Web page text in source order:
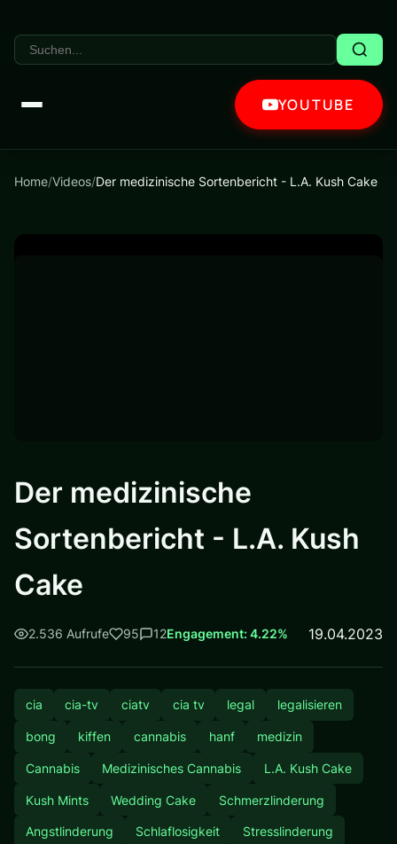
YOUTUBE
Home/Videos/Der medizinische Sortenbericht - L.A. Kush Cake
Der medizinische
Sortenbericht - L.A. Kush
Cake
2.536 Aufrufe 95 12Engagement: 4.22% 19.04.2023
cia cia-tv ciatv cia tv legal legalisieren
bong kiffen cannabis hanf medizin
Cannabis Medizinisches Cannabis L.A. Kush Cake
Kush Mints Wedding Cake Schmerzlinderung
Angstlinderung Schlaflosigkeit Stresslinderung